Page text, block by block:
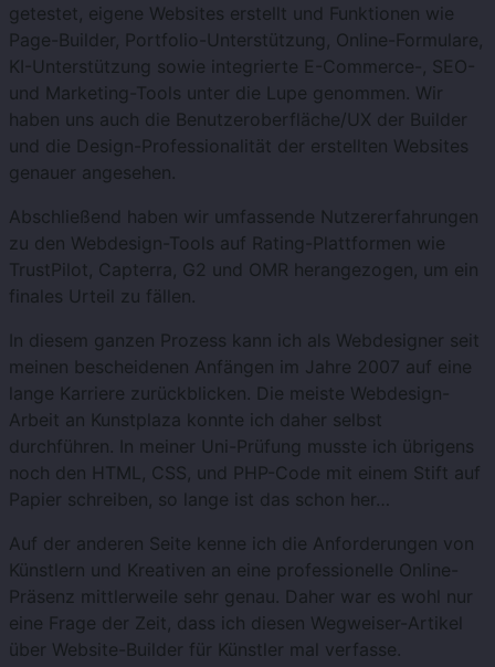
getestet, eigene Websites erstellt und Funktionen wie
Page-Builder, Portfolio-Unterstützung, Online-Formulare,
KI-Unterstützung sowie integrierte E-Commerce-, SEO-
und Marketing-Tools unter die Lupe genommen. Wir
haben uns auch die Benutzeroberfläche/UX der Builder
und die Design-Professionalität der erstellten Websites
genauer angesehen.
Abschließend haben wir umfassende Nutzererfahrungen
zu den Webdesign-Tools auf Rating-Plattformen wie
TrustPilot, Capterra, G2 und OMR herangezogen, um ein
finales Urteil zu fällen.
In diesem ganzen Prozess kann ich als Webdesigner seit
meinen bescheidenen Anfängen im Jahre 2007 auf eine
lange Karriere zurückblicken. Die meiste Webdesign-
Arbeit an Kunstplaza konnte ich daher selbst
durchführen. In meiner Uni-Prüfung musste ich übrigens
noch den HTML, CSS, und PHP-Code mit einem Stift auf
Papier schreiben, so lange ist das schon her…
Auf der anderen Seite kenne ich die Anforderungen von
Künstlern und Kreativen an eine professionelle Online-
Präsenz mittlerweile sehr genau. Daher war es wohl nur
eine Frage der Zeit, dass ich diesen Wegweiser-Artikel
über Website-Builder für Künstler mal verfasse.